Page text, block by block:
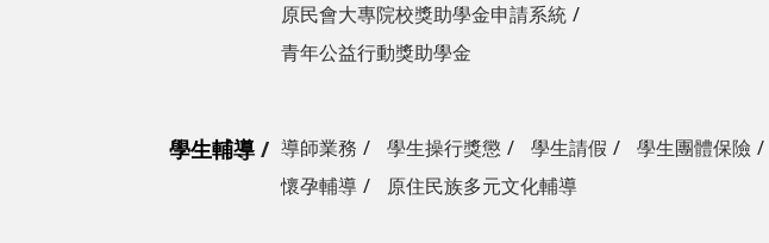
原民會大專院校獎助學金申請系統
青年公益行動獎助學金
學生輔導 導師業務 學生操行獎懲 學生請假
學生團體保險
懷孕輔導
原住民族多元文化輔導